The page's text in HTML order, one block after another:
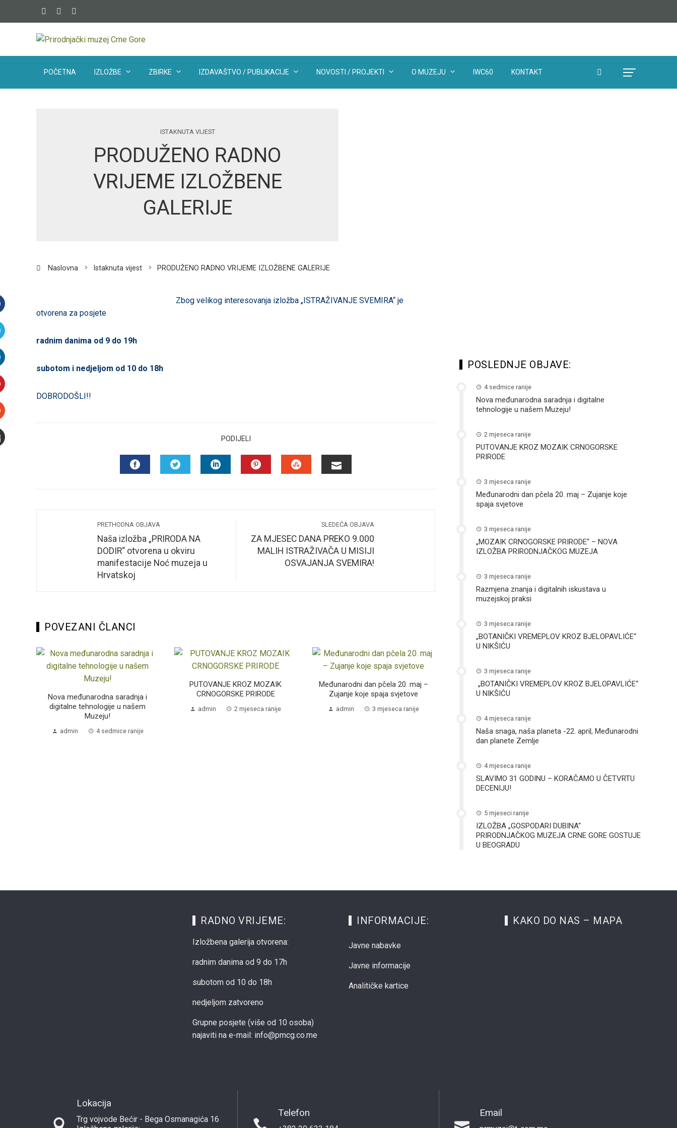
POČETNA IZLOŽBE ZBIRKE IZDAVAŠTVO / PUBLIKACIJE NOVOSTI / PROJEKTI O MUZEJU IWC60 KONTAKT
ISTAKNUTA VIJEST
PRODUŽENO RADNO
VRIJEME IZLOŽBENE
GALERIJE
Naslovna Istaknuta vijest PRODUŽENO RADNO VRIJEME IZLOŽBENE GALERIJE
Zbog velikog interesovanja izložba „ISTRAŽIVANJE SVEMIRA“ je
otvorena za posjete
radnim danima od 9 do 19h
subotom i nedjeljom od 10 do 18h
DOBRODOŠLI!!
PODIJELI
PRETHODNA OBJAVA
Naša izložba „PRIRODA NA
DODIR“ otvorena u okviru
manifestacije Noć muzeja u
Hrvatskoj
SLEDEĆA OBJAVA
ZA MJESEC DANA PREKO 9.000
MALIH ISTRAŽIVAČA U MISIJI
OSVAJANJA SVEMIRA!
POVEZANI ČLANCI
Nova međunarodna saradnja i
digitalne tehnologije u našem
Muzeju!
admin 4 sedmice ranije
PUTOVANJE KROZ MOZAIK
CRNOGORSKE PRIRODE
admin 2 mjeseca ranije
Međunarodni dan pčela 20. maj –
Zujanje koje spaja svjetove
admin 3 mjeseca ranije
POSLEDNJE OBJAVE:
4 sedmice ranije
Nova međunarodna saradnja i digitalne
tehnologije u našem Muzeju!
2 mjeseca ranije
PUTOVANJE KROZ MOZAIK CRNOGORSKE
PRIRODE
3 mjeseca ranije
Međunarodni dan pčela 20. maj – Zujanje koje
spaja svjetove
3 mjeseca ranije
„MOZAIK CRNOGORSKE PRIRODE“ – NOVA
IZLOŽBA PRIRODNJAČKOG MUZEJA
3 mjeseca ranije
Razmjena znanja i digitalnih iskustava u
muzejskoj praksi
3 mjeseca ranije
„BOTANIČKI VREMEPLOV KROZ BJELOPAVLIĆE“
U NIKŠIĆU
3 mjeseca ranije
„BOTANIČKI VREMEPLOV KROZ BJELOPAVLIĆE“
U NIKŠIĆU
4 mjeseca ranije
Naša snaga, naša planeta -22. april, Međunarodni
dan planete Zemlje
4 mjeseca ranije
SLAVIMO 31 GODINU – KORAČAMO U ČETVRTU
DECENIJU!
5 mjeseci ranije
IZLOŽBA „GOSPODARI DUBINA“
PRIRODNJAČKOG MUZEJA CRNE GORE GOSTUJE
U BEOGRADU
RADNO VRIJEME:
Izložbena galerija otvorena:
radnim danima od 9 do 17h
subotom od 10 do 18h
nedjeljom zatvoreno
Grupne posjete (više od 10 osoba)
najaviti na e-mail: info@pmcg.co.me
INFORMACIJE:
Javne nabavke
Javne informacije
Analitičke kartice
KAKO DO NAS – MAPA
Lokacija
Trg vojvode Bećir - Bega Osmanagića 16
Telefon Email